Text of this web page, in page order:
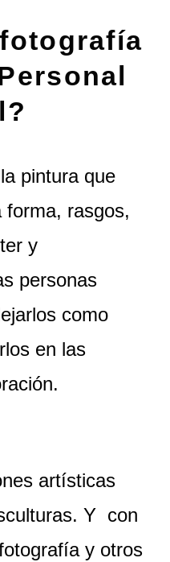
pintura que
forma, rasgos,
y
personas
como
en las
artísticas
Y con
y otros